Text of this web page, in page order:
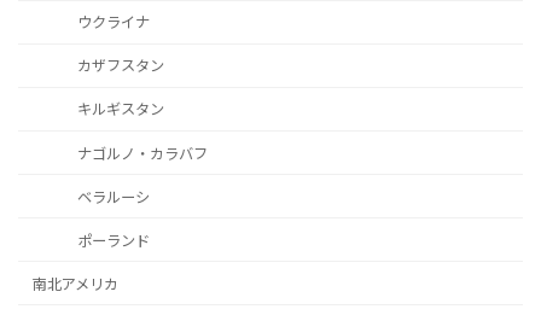
ウクライナ
カザフスタン
キルギスタン
ナゴルノ・カラバフ
ベラルーシ
ポーランド
南北アメリカ